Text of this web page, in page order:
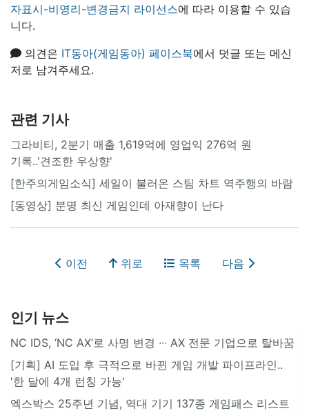
자표시-비영리-변경금지 라이선스에 따라 이용할 수 있습
니다.
의견은 IT동아(게임동아) 페이스북에서 덧글 또는 메신
저로 남겨주세요.
관련 기사
그라비티, 2분기 매출 1,619억에 영업익 276억 원
기록..'견조한 우상향'
[한주의게임소식] 세일이 불러온 스팀 차트 역주행의 바람
[동영상] 분명 최신 게임인데 아재향이 난다
이전 위로 목록 다음
인기 뉴스
NC IDS, ‘NC AX’로 사명 변경 ∙∙∙ AX 전문 기업으로 탈바꿈
[기획] AI 도입 후 극적으로 바뀐 게임 개발 파이프라인..
'한 달에 4개 런칭 가능'
엑스박스 25주년 기념, 역대 기기 137종 게임패스 리스트